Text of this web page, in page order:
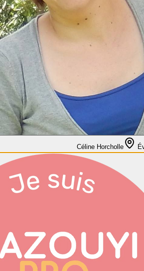
Céline Horcholle